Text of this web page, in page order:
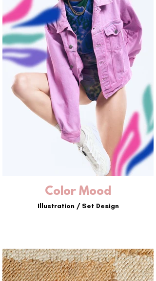
Color Mood
Illustration / Set Design